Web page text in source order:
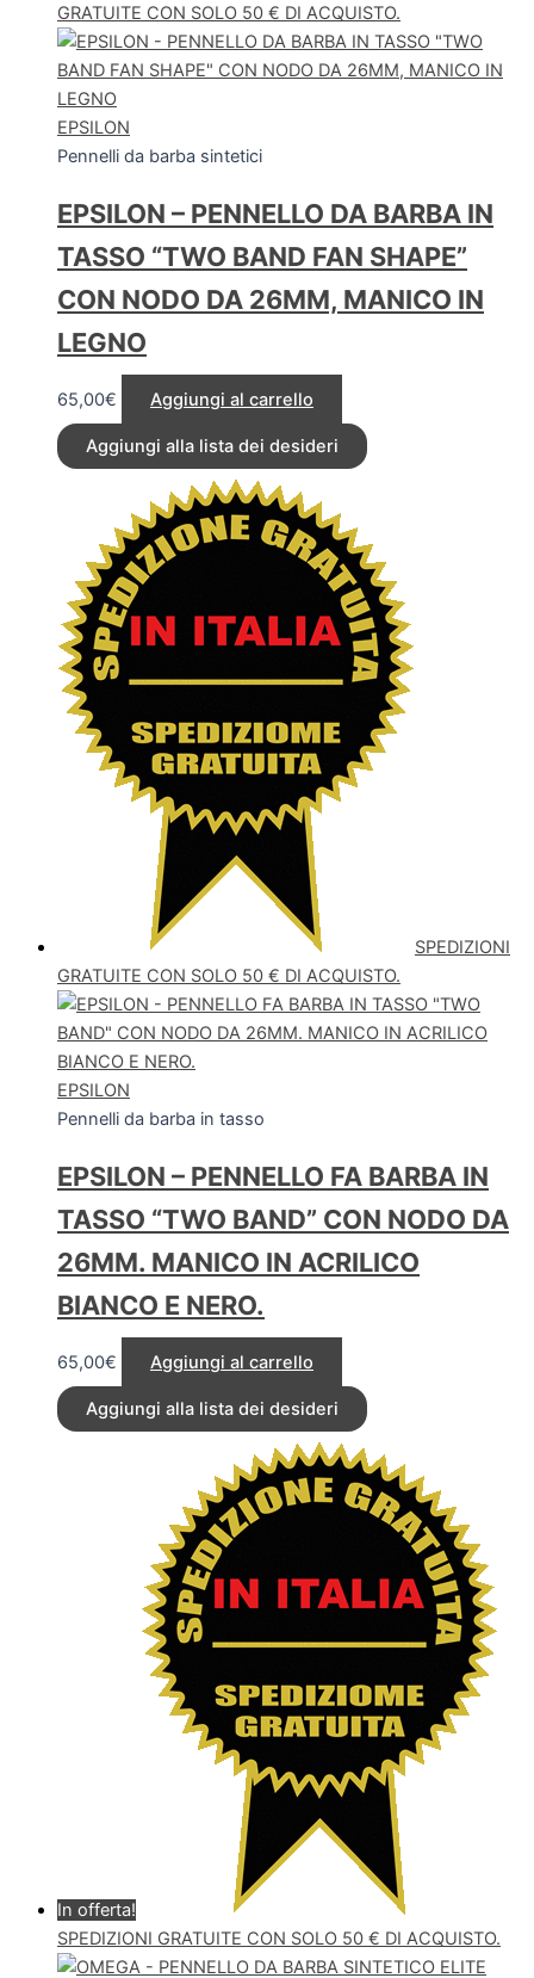
GRATUITE CON SOLO 50 € DI ACQUISTO.
EPSILON
Pennelli da barba sintetici
EPSILON – PENNELLO DA BARBA IN
TASSO “TWO BAND FAN SHAPE”
CON NODO DA 26MM, MANICO IN
LEGNO
65,00€ Aggiungi al carrello
Aggiungi alla lista dei desideri
SPEDIZIONI
GRATUITE CON SOLO 50 € DI ACQUISTO.
EPSILON
Pennelli da barba in tasso
EPSILON – PENNELLO FA BARBA IN
TASSO “TWO BAND” CON NODO DA
26MM. MANICO IN ACRILICO
BIANCO E NERO.
65,00€ Aggiungi al carrello
Aggiungi alla lista dei desideri
In offerta!
SPEDIZIONI GRATUITE CON SOLO 50 € DI ACQUISTO.